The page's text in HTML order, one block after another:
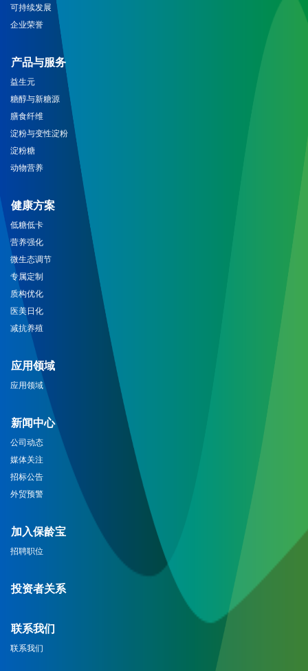
可持续发展
企业荣誉
产品与服务
益生元
糖醇与新糖源
膳食纤维
淀粉与变性淀粉
淀粉糖
动物营养
健康方案
低糖低卡
营养强化
微生态调节
专属定制
质构优化
医美日化
减抗养殖
应用领域
应用领域
新闻中心
公司动态
媒体关注
招标公告
外贸预警
加入保龄宝
招聘职位
投资者关系
联系我们
联系我们